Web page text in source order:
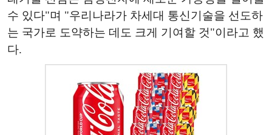
수 있다"며 "우리나라가 차세대 통신기술을 선도하
는 국가로 도약하는 데도 크게 기여할 것"이라고 했
다.